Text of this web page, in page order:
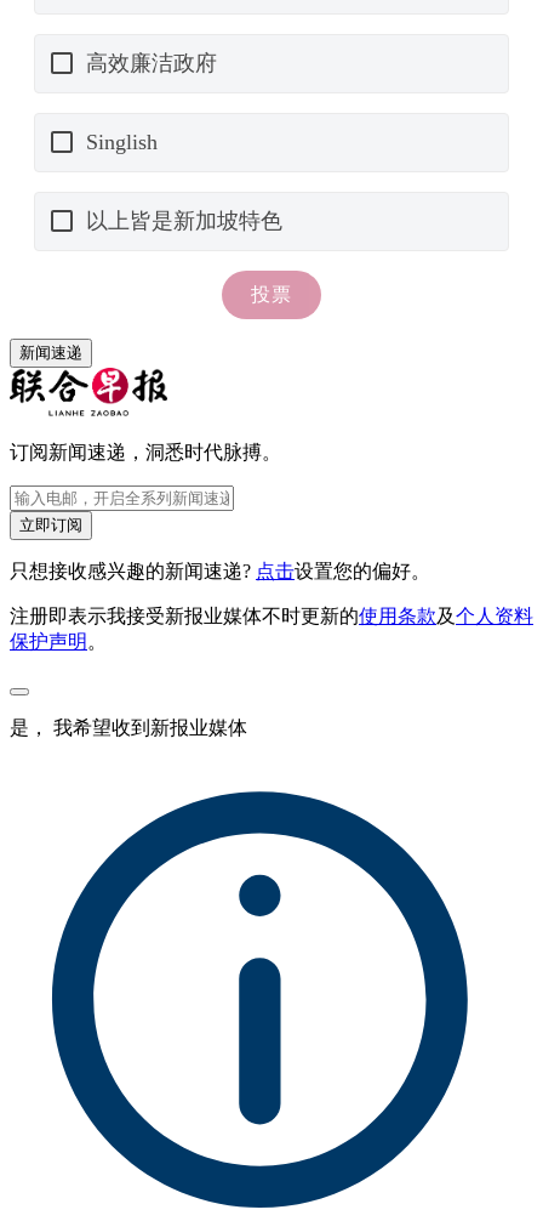
新闻速递
订阅新闻速递，洞悉时代脉搏。
立即订阅
只想接收感兴趣的新闻速递? 点击设置您的偏好。
注册即表示我接受新报业媒体不时更新的使用条款及个人资料
保护声明 。
是， 我希望收到新报业媒体